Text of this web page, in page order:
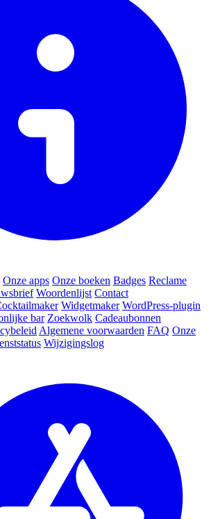
Onze apps Onze boeken Badges Reclame
Woordenlijst Contact
Widgetmaker WordPress-plugin
bar Zoekwolk Cadeaubonnen
Algemene voorwaarden FAQ Onze
Wijzigingslog